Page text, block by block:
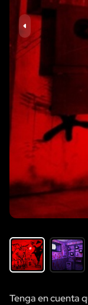
Tenga en cuenta